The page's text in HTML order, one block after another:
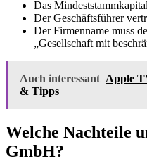
Das
Der Geschäftsführer
Der Firmenname muss
„Gesellschaft mit
Auch interessant Apple
& Tipps
Welche Nachteile
GmbH?